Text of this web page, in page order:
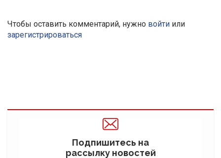
Чтобы оставить комментарий, нужно войти или
зарегистрироваться
Подпишитесь на
рассылку новостей